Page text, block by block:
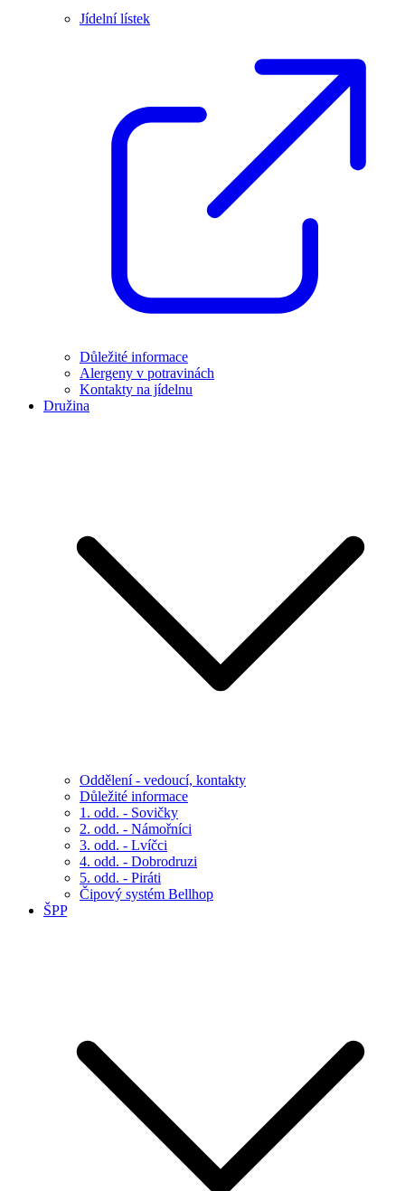
Jídelní lístek
Důležité informace
Alergeny v potravinách
Kontakty na jídelnu
Družina
Oddělení - vedoucí, kontakty
Důležité informace
1. odd. - Sovičky
2. odd. - Námořníci
3. odd. - Lvíčci
4. odd. - Dobrodruzi
5. odd. - Piráti
Čipový systém Bellhop
ŠPP